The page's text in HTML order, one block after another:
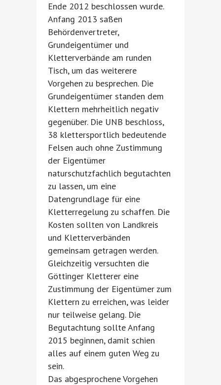
Ende 2012 beschlossen wurde.
Anfang 2013 saßen
Behördenvertreter,
Grundeigentümer und
Kletterverbände am runden
Tisch, um das weiterere
Vorgehen zu besprechen. Die
Grundeigentümer standen dem
Klettern mehrheitlich negativ
gegenüber. Die UNB beschloss,
38 klettersportlich bedeutende
Felsen auch ohne Zustimmung
der Eigentümer
naturschutzfachlich begutachten
zu lassen, um eine
Datengrundlage für eine
Kletterregelung zu schaffen. Die
Kosten sollten von Landkreis
und Kletterverbänden
gemeinsam getragen werden.
Gleichzeitig versuchten die
Göttinger Kletterer eine
Zustimmung der Eigentümer zum
Klettern zu erreichen, was leider
nur teilweise gelang. Die
Begutachtung sollte Anfang
2015 beginnen, damit schien
alles auf einem guten Weg zu
sein.
Das abgesprochene Vorgehen